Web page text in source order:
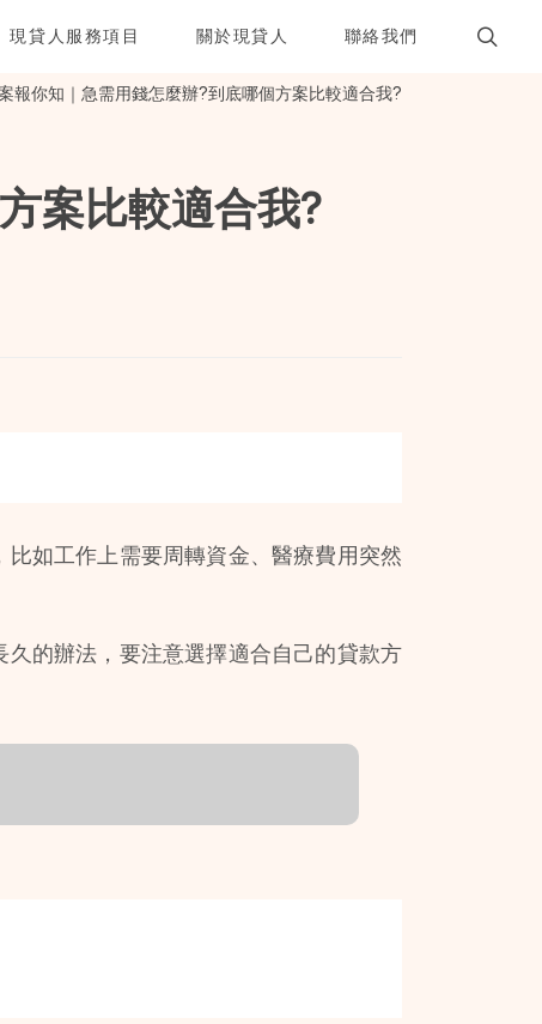
現貸人服務項目 關於現貸人 聯絡我們
報你知｜急需用錢怎麼辦?到底哪個方案比較適合我?
案比較適合我?
如工作上需要周轉資金、醫療費用突然
的辦法，要注意選擇適合自己的貸款方